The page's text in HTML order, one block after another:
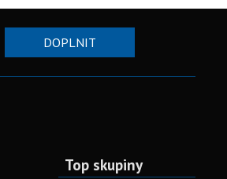
DOPLNIT
Top skupiny